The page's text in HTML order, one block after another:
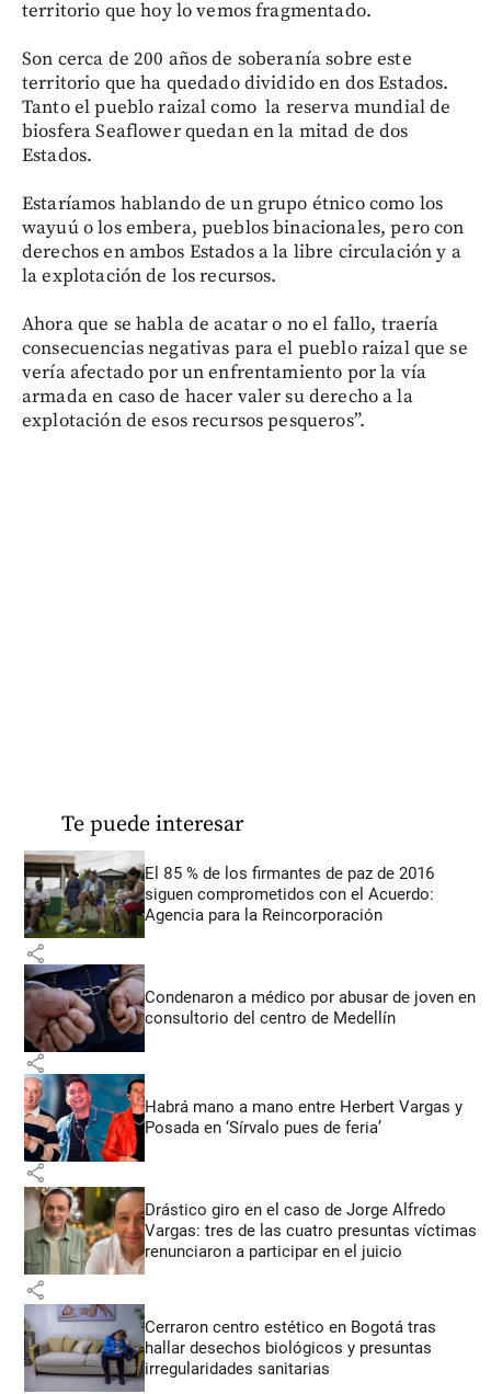
territorio que hoy lo vemos fragmentado.
Son cerca de 200 años de soberanía sobre este
territorio que ha quedado dividido en dos Estados.
Tanto el pueblo raizal como la reserva mundial de
biosfera Seaflower quedan en la mitad de dos
Estados.
Estaríamos hablando de un grupo étnico como los
wayuú o los embera, pueblos binacionales, pero con
derechos en ambos Estados a la libre circulación y a
la explotación de los recursos.
Ahora que se habla de acatar o no el fallo, traería
consecuencias negativas para el pueblo raizal que se
vería afectado por un enfrentamiento por la vía
armada en caso de hacer valer su derecho a la
explotación de esos recursos pesqueros”.
Te puede interesar
El 85 % de los firmantes de paz de 2016
siguen comprometidos con el Acuerdo:
Agencia para la Reincorporación
share
Condenaron a médico por abusar de joven en
consultorio del centro de Medellín
share
Habrá mano a mano entre Herbert Vargas y
Posada en ‘Sírvalo pues de feria’
share
Drástico giro en el caso de Jorge Alfredo
Vargas: tres de las cuatro presuntas víctimas
renunciaron a participar en el juicio
share
Cerraron centro estético en Bogotá tras
hallar desechos biológicos y presuntas
irregularidades sanitarias